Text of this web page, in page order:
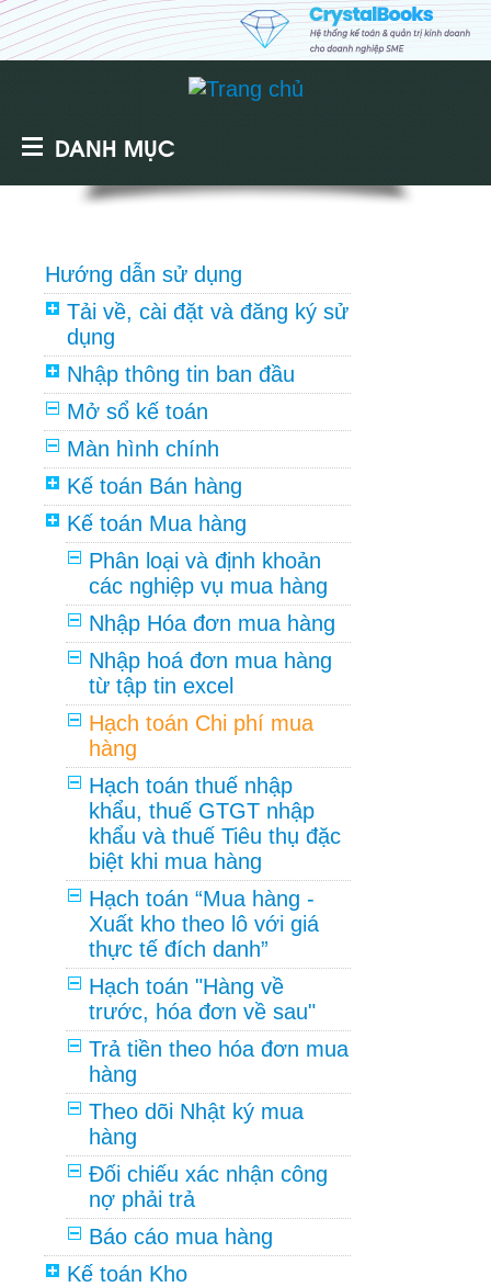
DANH MỤC
Hướng dẫn sử dụng
Tải về, cài đặt và đăng ký sử
dụng
Nhập thông tin ban đầu
Mở sổ kế toán
Màn hình chính
Kế toán Bán hàng
Kế toán Mua hàng
Phân loại và định khoản
các nghiệp vụ mua hàng
Nhập Hóa đơn mua hàng
Nhập hoá đơn mua hàng
từ tập tin excel
Hạch toán Chi phí mua
hàng
Hạch toán thuế nhập
khẩu, thuế GTGT nhập
khẩu và thuế Tiêu thụ đặc
biệt khi mua hàng
Hạch toán “Mua hàng -
Xuất kho theo lô với giá
thực tế đích danh”
Hạch toán "Hàng về
trước, hóa đơn về sau"
Trả tiền theo hóa đơn mua
hàng
Theo dõi Nhật ký mua
hàng
Đối chiếu xác nhận công
nợ phải trả
Báo cáo mua hàng
Kế toán Kho